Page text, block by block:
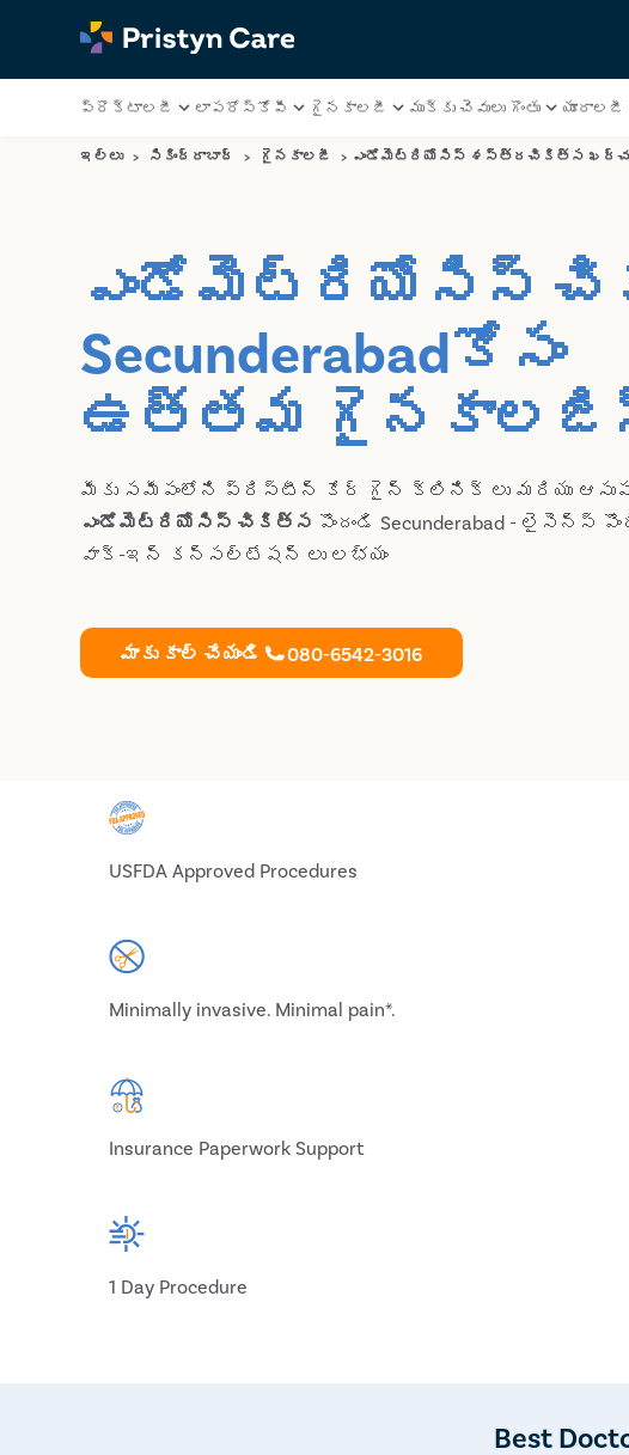
ప్రొక్టాలజీ లాపరోస్కోపీ గైనకాలజీ ముక్కు చెవులు గొంతు యూరాలజీ
ఇల్లు > సికింద్రాబాద్ > గైనకాలజీ > ఎండోమెట్రియోసిస్ శస్త్రచికిత్స
ఎండోమెట్రియోసిస్
Secunderabadకోసం
ఉత్తమ
మీకు సమీపంలోని ప్రిస్టీన్ కేర్ గైన్ క్లినిక్ లు మరియు
ఎండోమెట్రియోసిస్ చికిత్స పొందండి Secunderabad - లైసెన్స్
వాక్-ఇన్ కన్సల్టేషన్ లు లభ్యం
మాకు కాల్ చేయండి 080-6542-3016
USFDA Approved Procedures
Minimally invasive. Minimal pain*.
Insurance Paperwork Support
1 Day Procedure
Best